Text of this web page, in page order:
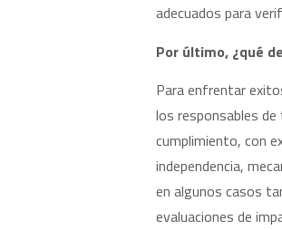
adecuados para
Por último, ¿qué
Para enfrentar
los responsables
cumplimiento, con
independencia,
en algunos casos
evaluaciones de